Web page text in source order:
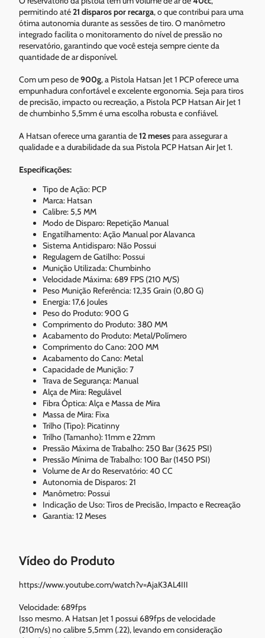
permitindo até21 disparos por recarga, o que contribui para uma
ótima autonomia durante as sessões de tiro. O manômetro
integrado facilita o monitoramento do nível de pressão no
reservatório, garantindo que você esteja sempre ciente da
quantidade de ar disponível.
Com um peso de900g, a Pistola Hatsan Jet 1 PCP oferece uma
empunhadura confortável e excelente ergonomia. Seja para tiros
de precisão, impacto ou recreação, a Pistola PCP Hatsan Air Jet 1
de chumbinho 5,5mm é uma escolha robusta e confiável.
A Hatsan oferece uma garantia de12 mesespara assegurar a
qualidade e a durabilidade da sua Pistola PCP Hatsan Air Jet 1.
Especificações:
Tipo de Ação: PCP
Marca: Hatsan
Calibre: 5,5 MM
Modo de Disparo: Repetição Manual
Engatilhamento: Ação Manual por Alavanca
Sistema Antidisparo: Não Possui
Regulagem de Gatilho: Possui
Munição Utilizada: Chumbinho
Velocidade Máxima: 689 FPS (210 M/S)
Peso Munição Referência: 12,35 Grain (0,80 G)
Energia: 17,6 Joules
Peso do Produto: 900 G
Comprimento do Produto: 380 MM
Acabamento do Produto: Metal/Polímero
Comprimento do Cano: 200 MM
Acabamento do Cano: Metal
Capacidade de Munição: 7
Trava de Segurança: Manual
Alça de Mira: Regulável
Fibra Óptica: Alça e Massa de Mira
Massa de Mira: Fixa
Trilho (Tipo): Picatinny
Trilho (Tamanho): 11mm e 22mm
Pressão Máxima de Trabalho: 250 Bar (3625 PSI)
Pressão Mínima de Trabalho: 100 Bar (1450 PSI)
Volume de Ar do Reservatório: 40 CC
Autonomia de Disparos: 21
Manômetro: Possui
Indicação de Uso: Tiros de Precisão, Impacto e Recreação
Garantia: 12 Meses
Vídeo do Produto
https://www.youtube.com/watch?v=AjaK3AL4III
Velocidade: 689fps
Isso mesmo. A Hatsan Jet 1 possui 689fps de velocidade
(210m/s) no calibre 5,5mm (.22), levando em consideração